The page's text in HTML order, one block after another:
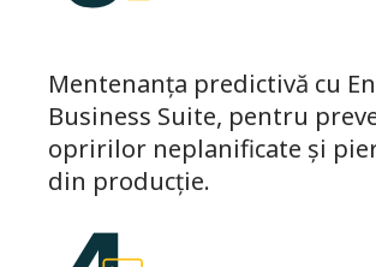
Mentenanța predictivă cu
Business Suite, pentru
opririlor neplanificate și
din producție.